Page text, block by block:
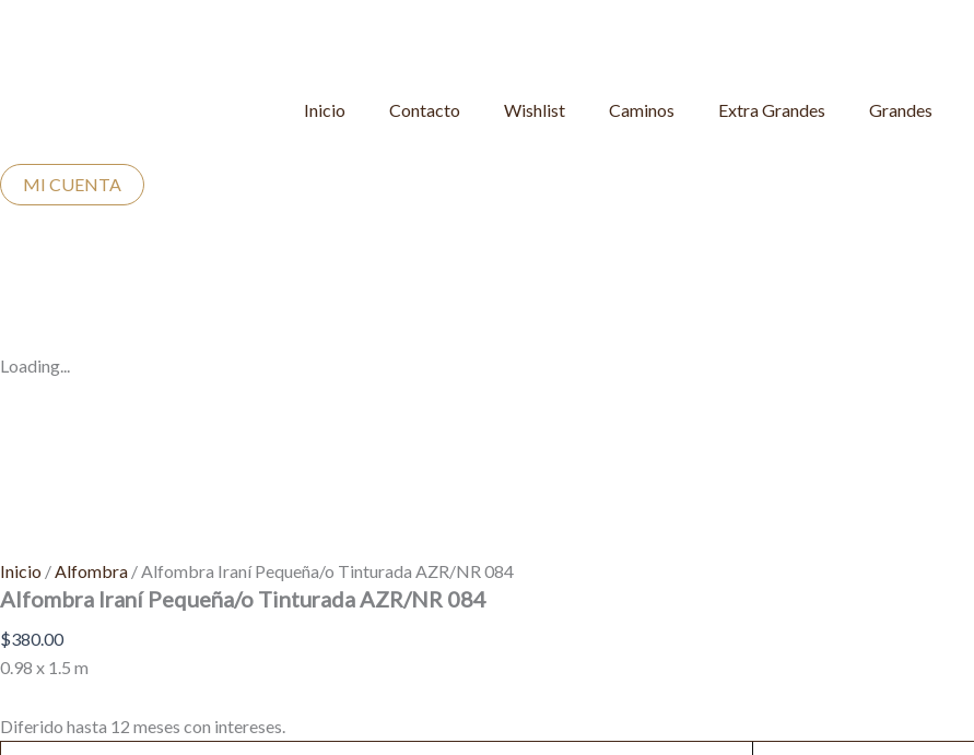
Inicio
Contacto Wishlist Caminos Extra Grandes Grandes
MI CUENTA
Loading...
Inicio /Alfombra / Alfombra Iraní Pequeña/o Tinturada AZR/NR 084
Alfombra Iraní Pequeña/o Tinturada AZR/NR 084
$380.00
0.98 x 1.5 m
Diferido hasta 12 meses con intereses.